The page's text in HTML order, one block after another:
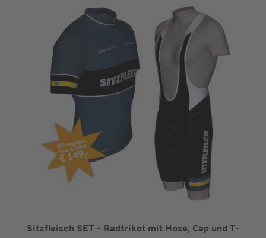
Sitzfleisch SET - Radtrikot mit Hose, Cap und T-